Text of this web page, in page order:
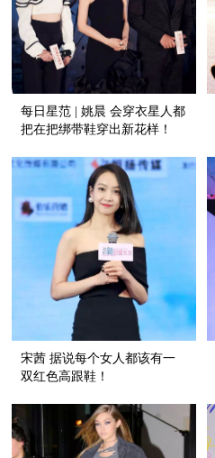
每日星范 | 姚晨 会穿衣星人都
把在把绑带鞋穿出新花样！
宋茜 据说每个女人都该有一
双红色高跟鞋！